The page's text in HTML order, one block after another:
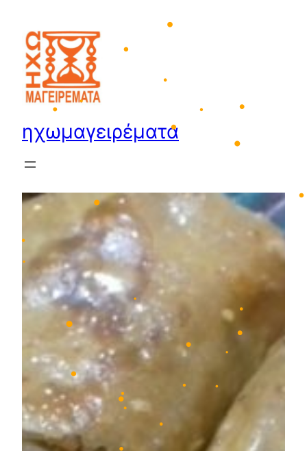
•
•
•
•
περιεχόμενο
ηχωμαγειρέματα